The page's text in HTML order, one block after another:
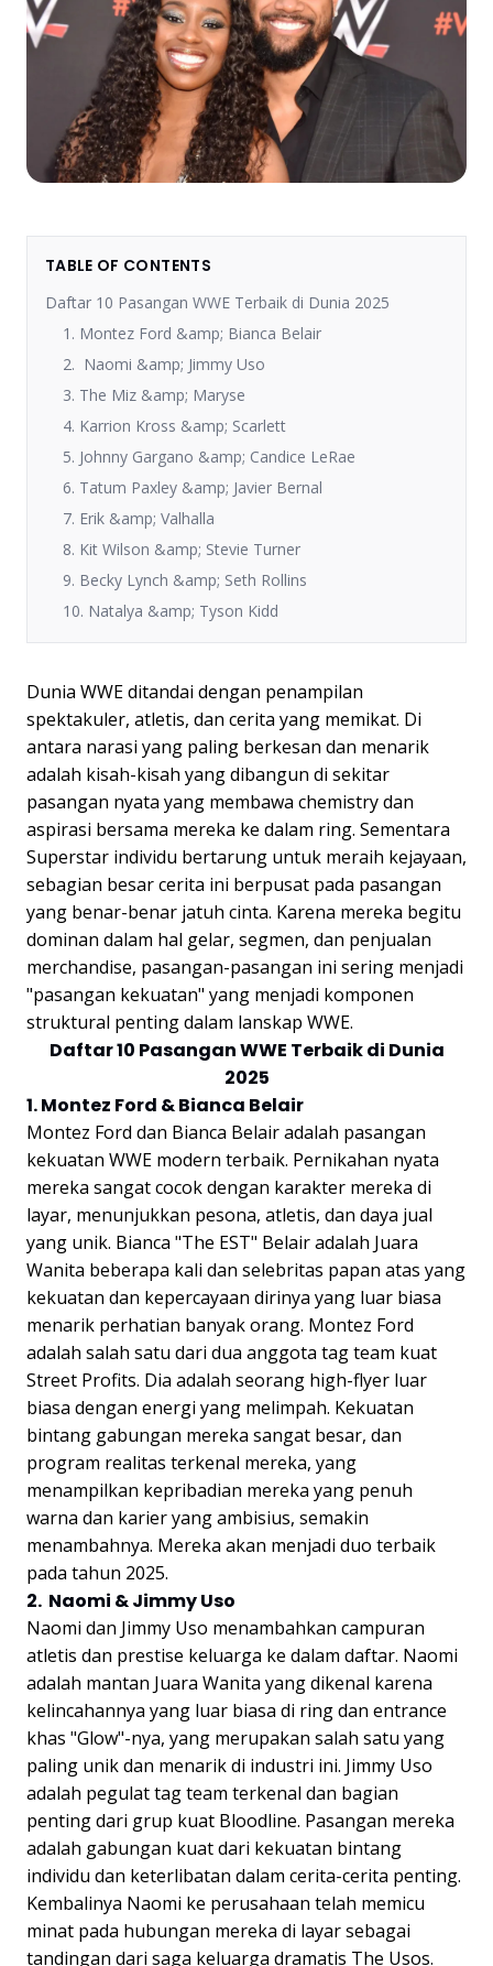
TABLE OF CONTENTS
Daftar 10 Pasangan WWE Terbaik di Dunia 2025
1. Montez Ford &amp; Bianca Belair
2. Naomi &amp; Jimmy Uso
3. The Miz &amp; Maryse
4. Karrion Kross &amp; Scarlett
5. Johnny Gargano &amp; Candice LeRae
6. Tatum Paxley &amp; Javier Bernal
7. Erik &amp; Valhalla
8. Kit Wilson &amp; Stevie Turner
9. Becky Lynch &amp; Seth Rollins
10. Natalya &amp; Tyson Kidd
Dunia WWE ditandai dengan penampilan
spektakuler, atletis, dan cerita yang memikat. Di
antara narasi yang paling berkesan dan menarik
adalah kisah-kisah yang dibangun di sekitar
pasangan nyata yang membawa chemistry dan
aspirasi bersama mereka ke dalam ring. Sementara
Superstar individu bertarung untuk meraih kejayaan,
sebagian besar cerita ini berpusat pada pasangan
yang benar-benar jatuh cinta. Karena mereka begitu
dominan dalam hal gelar, segmen, dan penjualan
merchandise, pasangan-pasangan ini sering menjadi
"pasangan kekuatan" yang menjadi komponen
struktural penting dalam lanskap WWE.
Daftar 10 Pasangan WWE Terbaik di Dunia
2025
1. Montez Ford & Bianca Belair
Montez Ford dan Bianca Belair adalah pasangan
kekuatan WWE modern terbaik. Pernikahan nyata
mereka sangat cocok dengan karakter mereka di
layar, menunjukkan pesona, atletis, dan daya jual
yang unik. Bianca "The EST" Belair adalah Juara
Wanita beberapa kali dan selebritas papan atas yang
kekuatan dan kepercayaan dirinya yang luar biasa
menarik perhatian banyak orang. Montez Ford
adalah salah satu dari dua anggota tag team kuat
Street Profits. Dia adalah seorang high-flyer luar
biasa dengan energi yang melimpah. Kekuatan
bintang gabungan mereka sangat besar, dan
program realitas terkenal mereka, yang
menampilkan kepribadian mereka yang penuh
warna dan karier yang ambisius, semakin
menambahnya. Mereka akan menjadi duo terbaik
pada tahun 2025.
2. Naomi & Jimmy Uso
Naomi dan Jimmy Uso menambahkan campuran
atletis dan prestise keluarga ke dalam daftar. Naomi
adalah mantan Juara Wanita yang dikenal karena
kelincahannya yang luar biasa di ring dan entrance
khas "Glow"-nya, yang merupakan salah satu yang
paling unik dan menarik di industri ini. Jimmy Uso
adalah pegulat tag team terkenal dan bagian
penting dari grup kuat Bloodline. Pasangan mereka
adalah gabungan kuat dari kekuatan bintang
individu dan keterlibatan dalam cerita-cerita penting.
Kembalinya Naomi ke perusahaan telah memicu
minat pada hubungan mereka di layar sebagai
tandingan dari saga keluarga dramatis The Usos.